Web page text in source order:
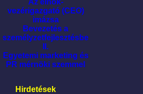
Az elnök-
vezérigazgató (CEO)
imázsa
Bevezetés a
személyzetfejlesztésbe
II.
Egyetemi marketing és
PR mérnöki szemmel
Hirdetések